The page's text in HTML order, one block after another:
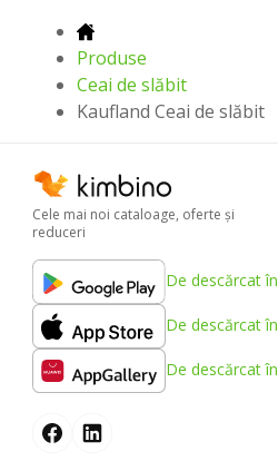
Produse
Ceai de slăbit
Kaufland Ceai de slăbit
Cele mai noi cataloage, oferte şi
reduceri
De descărcat în
De descărcat în
De descărcat în